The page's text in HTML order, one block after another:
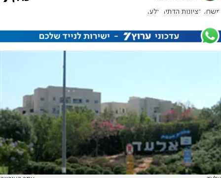
משחק הציונות הדתית אלעד